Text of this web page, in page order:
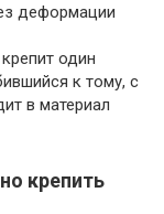
деформации
один
к тому, с
в материал
крепить